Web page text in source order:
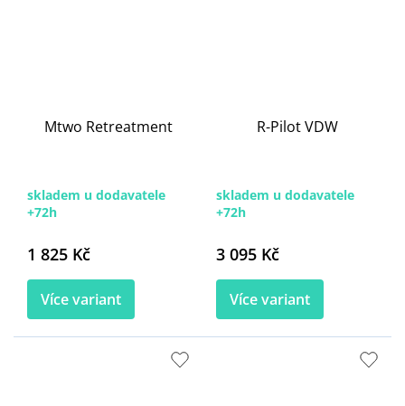
Mtwo Retreatment
skladem u dodavatele
+72h
1 825 Kč
Více variant
R-Pilot VDW
skladem u dodavatele
+72h
3 095 Kč
Více variant